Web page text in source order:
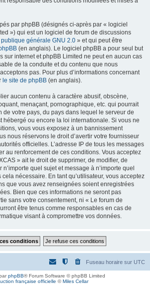
par phpBB (désignés ci-après par « logiciel
») qui est un logiciel de forum de discussions
publique générale GNU 2.0 » et qui peut être
(en anglais). Le logiciel phpBB a pour seul but
sur internet et phpBB Limited ne peut en aucun cas
de la conduite et du contenu que nous
pas. Pour plus d’informations concernant
le site de phpBB (en anglais).
aucun contenu à caractère abusif, obscène,
menaçant, pornographique, etc. qui pourrait
de votre pays, du pays dans lequel le serveur de
hébergé ou encore la loi internationale. Si vous ne
vous vous exposez à un bannissement
nous réservons le droit d’avertir votre fournisseur
officielles. L’adresse IP de tous les messages
au renforcement de ces conditions. Vous acceptez
» ait le droit de supprimer, de modifier, de
quel sujet et message à n’importe quel
nécessaire. En tant qu’utilisateur, vous acceptez
que vous avez renseignées soient enregistrées
Bien que ces informations ne seront pas
sans votre consentement, ni « Le forum de
être tenus comme responsables en cas de
visant à compromettre vos données.
Fuseau horaire sur UTC
phpBB® Forum Software © phpBB Limited
française officielle ©Miles Cellar